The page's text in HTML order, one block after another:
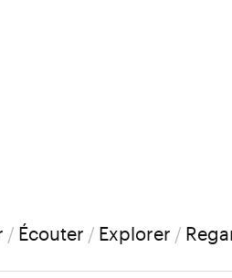
/ Écouter / Explorer /